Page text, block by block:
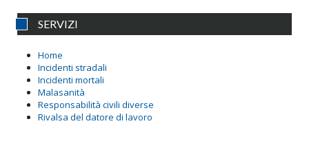
SERVIZI
Home
Incidenti stradali
Incidenti mortali
Malasanità
Responsabilità civili diverse
Rivalsa del datore di lavoro